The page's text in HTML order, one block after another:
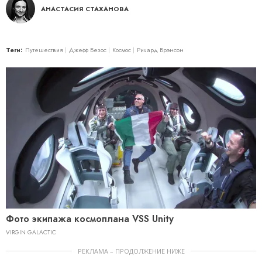
АНАСТАСИЯ СТАХАНОВА
Теги: Путешествия Джефф Безос Космос Ричард Брэнсон
Фото экипажа космоплана VSS Unity
VIRGIN GALACTIC
РЕКЛАМА – ПРОДОЛЖЕНИЕ НИЖЕ